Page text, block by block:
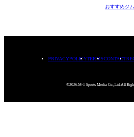
おすすめジ
PRIVACYPOLICYTERMSCONTACT
©2026.M-1 Sports Media Co.,Ltd.All